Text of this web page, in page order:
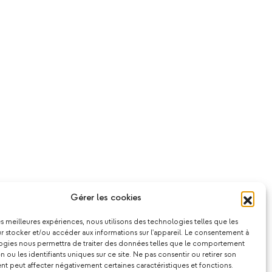
Gérer les cookies
meilleures expériences, nous utilisons des technologies telles que les
stocker et/ou accéder aux informations sur l'appareil. Le consentement à
nous permettra de traiter des données telles que le comportement
ou les identifiants uniques sur ce site. Ne pas consentir ou retirer son
peut affecter négativement certaines caractéristiques et fonctions.